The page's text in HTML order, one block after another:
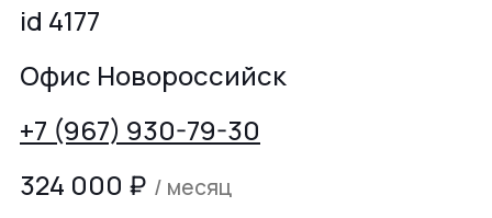
id 4177
Офис Новороссийск
+7 (967) 930-79-30
324 000 ₽ / месяц